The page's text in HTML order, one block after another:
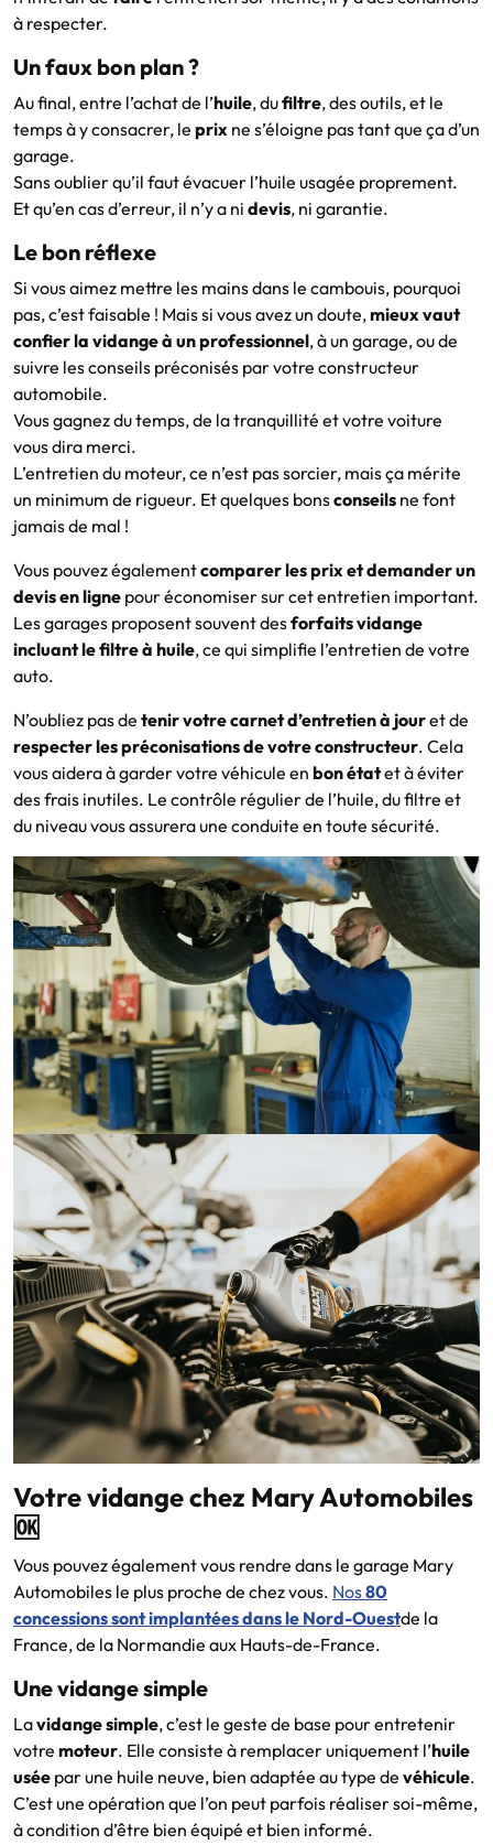
à respecter.
Un faux bon plan ?
Au final, entre l’achat de l’huile, dufiltre, des outils, et le
temps à y consacrer, le prix ne s’éloigne pas tant que ça d’un
garage.
Sans oublier qu’il faut évacuer l’huile usagée proprement.
Et qu’en cas d’erreur, il n’y a ni devis, ni garantie.
Le bon réflexe
Si vous aimez mettre les mains dans le cambouis, pourquoi
pas, c’est faisable ! Mais si vous avez un doute,mieux vaut
confier la vidange à un professionnel, à un garage, ou de
suivre les conseils préconisés par votre constructeur
automobile.
Vous gagnez du temps, de la tranquillité et votre voiture
vous dira merci.
L’entretien du moteur, ce n’est pas sorcier, mais ça mérite
un minimum de rigueur. Et quelques bonsconseils ne font
jamais de mal !
Vous pouvez égalementcomparer les prix et demander un
devis en ligne pour économiser sur cet entretien important.
Les garages proposent souvent desforfaits vidange
incluant le filtre à huile, ce qui simplifie l’entretien de votre
auto.
N’oubliez pas de tenir votre carnet d’entretien à jouret de
respecter les préconisations de votre constructeur. Cela
vous aidera à garder votre véhicule en bon étatet à éviter
des frais inutiles. Le contrôle régulier de l’huile, du filtre et
du niveau vous assurera une conduite en toute sécurité.
Votre vidange chez Mary Automobiles
🆗
Vous pouvez également vous rendre dans le garage Mary
Automobiles le plus proche de chez vous. Nos80
concessions sont implantées dans le Nord-Ouestde la
France, de la Normandie aux Hauts-de-France.
Une vidange simple
Lavidange simple, c’est le geste de base pour entretenir
votre moteur. Elle consiste à remplacer uniquement l’huile
usée par une huile neuve, bien adaptée au type de véhicule.
C’est une opération que l’on peut parfois réaliser soi-même,
à condition d’être bien équipé et bien informé.